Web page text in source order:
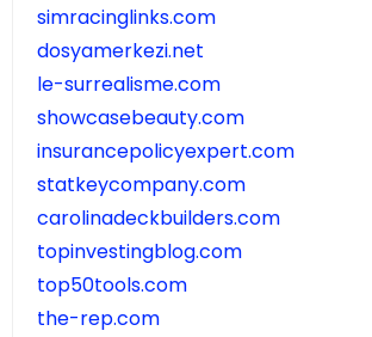
simracinglinks.com
dosyamerkezi.net
le-surrealisme.com
showcasebeauty.com
insurancepolicyexpert.com
statkeycompany.com
carolinadeckbuilders.com
topinvestingblog.com
top50tools.com
the-rep.com